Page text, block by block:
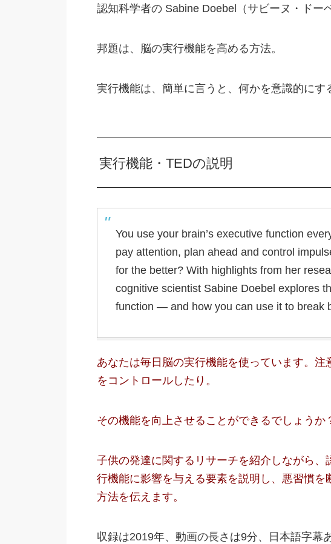
認知科学者の Sabine Doebel（サビーヌ・ドー
邦題は、脳の実行機能を高める方法。
実行機能は、簡単に言うと、何かを意識的にす
実行機能・TEDの説明
You use your brain’s executive function
pay attention, plan ahead and control
for the better? With highlights from her
cognitive scientist Sabine Doebel explores
function — and how you can use it to break
あなたは毎日脳の実行機能を使っています。
をコントロールしたり。
その機能を向上させることができるでしょうか
子供の発達に関するリサーチを紹介しながら
行機能に影響を与える要素を説明し、悪習慣
方法を伝えます。
収録は2019年、動画の長さは9分、日本語字幕